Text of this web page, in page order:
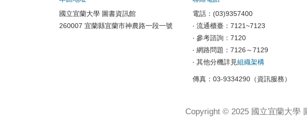
國立宜蘭大學 圖書資訊館
260007 宜蘭縣宜蘭市神農路一段一號
電話：(03)9357400
‧ 流通櫃臺：7121~7123
‧ 參考諮詢：7120
‧ 網路問題：7126～7129
‧ 其他分機詳見組織架構
傳真：03-9334290（資訊服務）
Copyright © 2025 國立宜蘭大學